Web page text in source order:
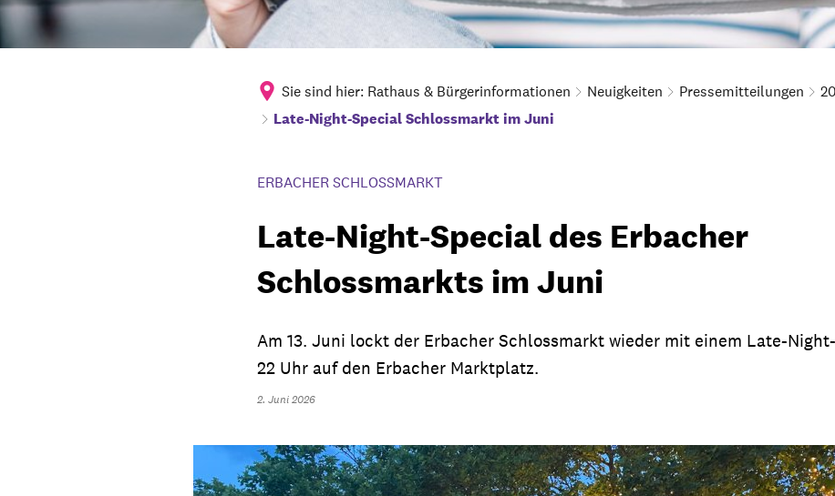
Sie sind hier: Rathaus & Bürgerinformationen Neuigkeiten Pressemitteilungen
Late-Night-Special Schlossmarkt im Juni
ERBACHER SCHLOSSMARKT
Late-Night-Special des Erbacher
Schlossmarkts im Juni
Am 13. Juni lockt der Erbacher Schlossmarkt wieder mit einem Late-
22 Uhr auf den Erbacher Marktplatz.
2. Juni 2026